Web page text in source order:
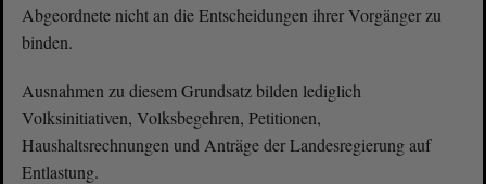
Abgeordnete nicht an die Entscheidungen ihrer Vorgänger zu
binden.
Ausnahmen zu diesem Grundsatz bilden lediglich
Volksinitiativen, Volksbegehren, Petitionen,
Haushaltsrechnungen und Anträge der Landesregierung auf
Entlastung.